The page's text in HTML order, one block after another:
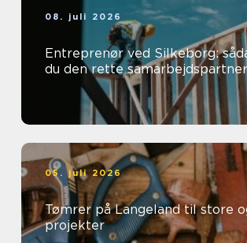
08. juli 2026
Entreprenør ved Silkeborg:
du den rette samarbejdspartner
05. juli 2026
Tømrer på Langeland til store
projekter